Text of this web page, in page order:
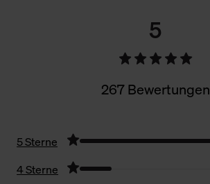
5
267 Bewertungen
5 Sterne
4 Sterne